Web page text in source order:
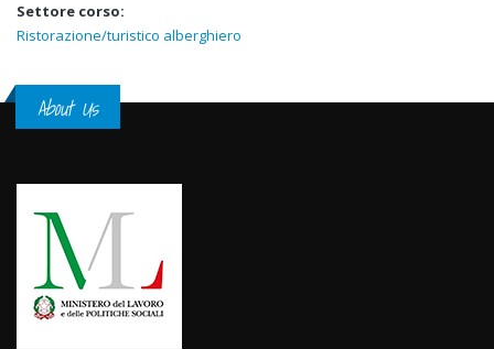
Settore corso:
Ristorazione/turistico alberghiero
About Us